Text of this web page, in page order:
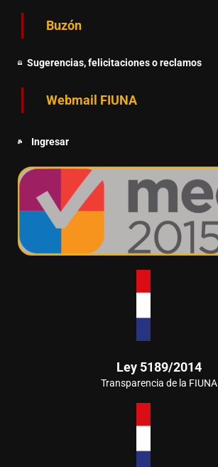
Buzón
Sugerencias, felicitaciones o reclamos
Webmail FIUNA
Ingresar
Ley 5189/2014
Transparencia de la FIUNA